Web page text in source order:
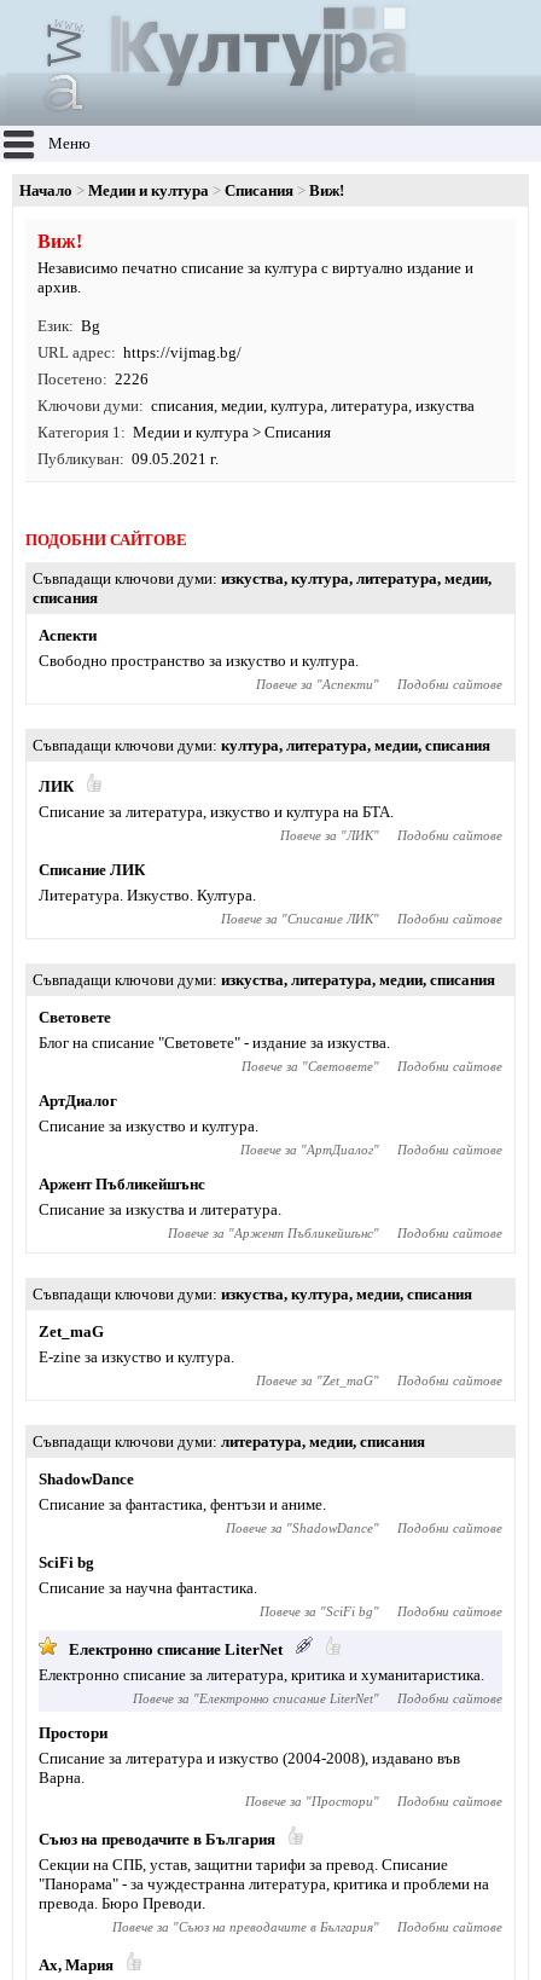
Меню
Начало Медии и култура Списания Виж!
Виж!
Независимо печатно списание за култура с виртуално издание и
архив.
Език
Bg
URL адрес
https://vijmag.bg/
Посетено
2226
Ключови думи
списания, медии, култура, литература, изкуства
Категория 1
Медии и култура > Списания
Публикуван
09.05.2021 г.
ПОДОБНИ САЙТОВЕ
Съвпадащи ключови думи изкуства, култура, литература, медии,
списания
Аспекти
Свободно пространство за изкуство и култура.
Повече за "Аспекти" Подобни сайтове
Съвпадащи ключови думи култура, литература, медии, списания
ЛИК
Списание за литература, изкуство и култура на БТА.
Повече за "ЛИК" Подобни сайтове
Списание ЛИК
Литература. Изкуство. Култура.
Повече за "Списание ЛИК" Подобни сайтове
Съвпадащи ключови думи изкуства, литература, медии, списания
Световете
Блог на списание "Световете" - издание за изкуства.
Повече за "Световете" Подобни сайтове
АртДиалог
Списание за изкуство и култура.
Повече за "АртДиалог" Подобни сайтове
Аржент Пъбликейшънс
Списание за изкуства и литература.
Повече за "Аржент Пъбликейшънс" Подобни сайтове
Съвпадащи ключови думи изкуства, култура, медии, списания
Zet_maG
Е-zine за изкуство и култура.
Повече за "Zet_maG" Подобни сайтове
Съвпадащи ключови думи литература, медии, списания
ShadowDance
Списание за фантастика, фентъзи и аниме.
Повече за "ShadowDance" Подобни сайтове
SciFi bg
Списание за научна фантастика.
Повече за "SciFi bg" Подобни сайтове
Електронно списание LiterNet
Електронно списание за литература, критика и хуманитаристика.
Повече за "Електронно списание LiterNet" Подобни сайтове
Простори
Списание за литература и изкуство (2004-2008), издавано във
Варна.
Повече за "Простори" Подобни сайтове
Съюз на преводачите в България
Секции на СПБ, устав, защитни тарифи за превод. Списание
"Панорама" - за чуждестранна литература, критика и проблеми на
превода. Бюро Преводи.
Повече за "Съюз на преводачите в България" Подобни сайтове
Ах, Мария